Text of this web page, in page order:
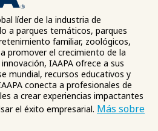
líder de la industria de
a parques temáticos, parques
familiar, zoológicos,
promover el crecimiento de la
IAAPA ofrece a sus
mundial, recursos educativos y
conecta a profesionales de
a crear experiencias impactantes
el éxito empresarial. Más sobre